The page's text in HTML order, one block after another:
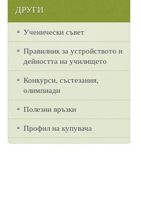
ДРУГИ
Ученически съвет
Правилник за устройството и
дейността на училището
Конкурси, състезания,
олимпиади
Полезни връзки
Профил на купувача